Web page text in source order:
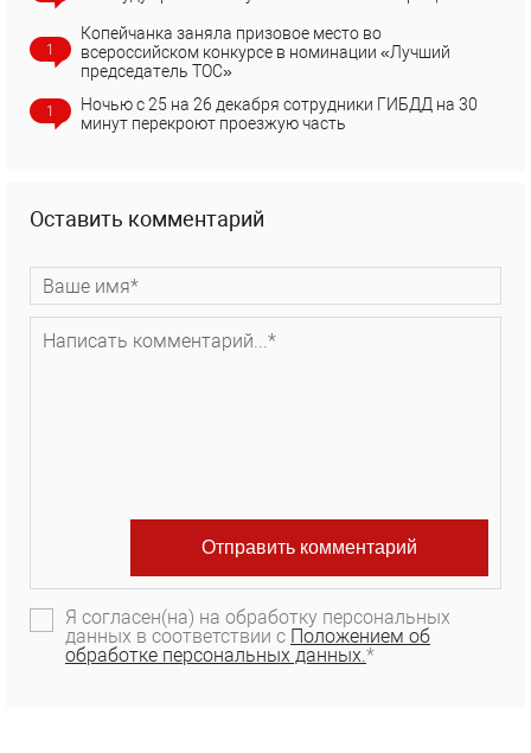
1
Копейчанка заняла призовое место во
всероссийском конкурсе в номинации «Лучший
председатель ТОС»
1
Ночью с 25 на 26 декабря сотрудники ГИБДД на 30
минут перекроют проезжую часть
Оставить комментарий
Я согласен(на) на обработку персональных
данных в соответствии с Положением об
обработке персональных данных.*